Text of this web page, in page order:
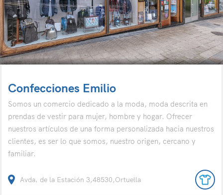
Confecciones Emilio
Somos un comercio dedicado a la moda, moda descrita en
prendas de vestir para mujer, hombre y hogar. Ofrecer
nuestros artículos de una forma personalizada hacia nuestros
clientes, es ser lo que somos, nuestro origen, cercano y
familiar.
Avda. de la Estación 3,48530,Ortuella